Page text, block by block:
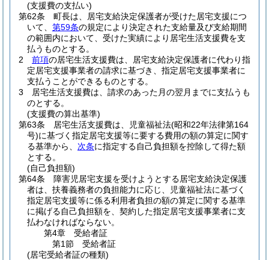
(支援費の支払い)
第62条
町長は、居宅支給決定保護者が受けた居宅支援につ
いて、 第59条の規定により決定された支給量及び支給期間
の範囲内において、受けた実績により居宅生活支援費を支
払うものとする。
2
前項の居宅生活支援費は、居宅支給決定保護者に代わり指
定居宅支援事業者の請求に基づき、指定居宅支援事業者に
支払うことができるものとする。
3
居宅生活支援費は、請求のあった月の翌月までに支払うも
のとする。
(支援費の算出基準)
第63条
居宅生活支援費は、児童福祉法(昭和22年法律第164
号)に基づく指定居宅支援等に要する費用の額の算定に関す
る基準から、 次条に指定する自己負担額を控除して得た額
とする。
(自己負担額)
第64条
障害児居宅支援を受けようとする居宅支給決定保護
者は、扶養義務者の負担能力に応じ、児童福祉法に基づく
指定居宅支援等に係る利用者負担の額の算定に関する基準
に掲げる自己負担額を、契約した指定居宅支援事業者に支
払わなければならない。
第4章
受給者証
第1節
受給者証
(居宅受給者証の種類)